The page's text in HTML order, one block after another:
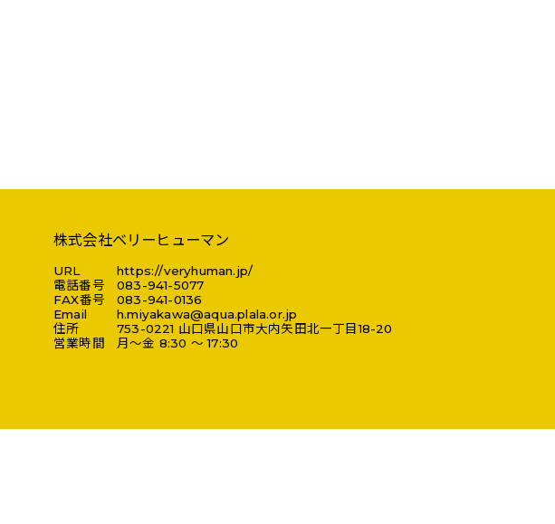
株式会社ベリーヒューマン
URL
https://veryhuman.jp/
電話番号
083-941-5077
FAX番号
083-941-0136
Email
h.miyakawa@aqua.plala.or.jp
住所
753-0221 山口県山口市大内矢田北一丁目18-20
営業時間
月～金 8:30 ～ 17:30